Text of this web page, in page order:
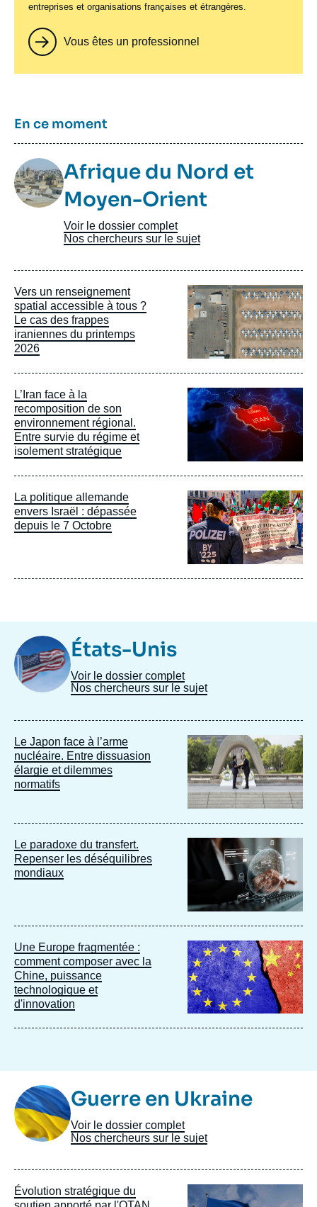
entreprises et organisations françaises et étrangères.
Vous êtes un professionnel
Titre
En ce moment
Image
TaxonomieAfrique du Nord et
Moyen-Orient
Voir le dossier complet
Nos chercheurs sur le sujet
Vers un renseignement
spatial accessible à tous ?
Le cas des frappes
iraniennes du printemps
2026
Image
principale
L’Iran face à la
recomposition de son
environnement régional.
Entre survie du régime et
isolement stratégique
Image
principale
La politique allemande
envers Israël : dépassée
depuis le 7 Octobre
Image
principale
Image
Taxonomie États-Unis
Voir le dossier complet
Nos chercheurs sur le sujet
Le Japon face à l’arme
nucléaire. Entre dissuasion
élargie et dilemmes
normatifs
Image
principale
Le paradoxe du transfert.
Repenser les déséquilibres
mondiaux
Image
principale
Une Europe fragmentée :
comment composer avec la
Chine, puissance
technologique et
d'innovation
Image
principale
Image
TaxonomieGuerre en Ukraine
Voir le dossier complet
Nos chercheurs sur le sujet
Évolution stratégique du
Image
principale